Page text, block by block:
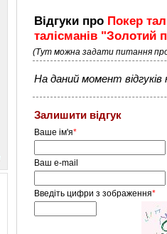
Відгуки про Покер
талісманів "Золотий
(Тут можна задати питання
На даний момент відгуків
Залишити відгук
Ваше ім'я*
Ваш e-mail
Введіть цифри з зображення*